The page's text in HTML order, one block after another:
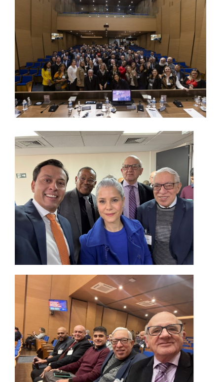
UNIESP NEWS
WEBMAIL
PORTAL DE ALUNOS
PORTAL DE PROFESSORES/ACADÊMICO
UNIESP
CONTATO
IMPRENSA
TRABALHE CONOSCO
OUVIDORIA